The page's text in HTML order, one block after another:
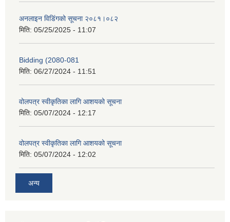
अनलाइन विडि‌ं‍गको सूचना २०८१।०८२
मिति: 05/25/2025 - 11:07
Bidding (2080-081
मिति: 06/27/2024 - 11:51
वोलपत्र स्वीकृतिका लागि आशयको सूचना
मिति: 05/07/2024 - 12:17
वोलपत्र स्वीकृतिका लागि आशयको सूचना
मिति: 05/07/2024 - 12:02
अन्य